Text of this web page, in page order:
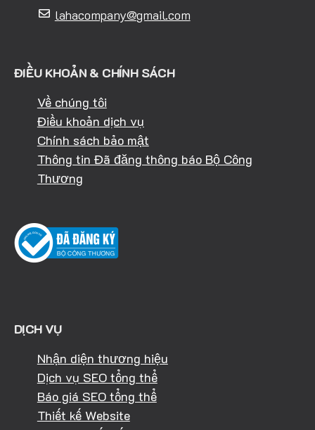
lahacompany@gmail.com
ĐIỀU KHOẢN & CHÍNH SÁCH
Về chúng tôi
Điều khoản dịch vụ
Chính sách bảo mật
Thông tin Đã đăng thông báo Bộ Công
Thương
DỊCH VỤ
Nhận diện thương hiệu
Dịch vụ SEO tổng thể
Báo giá SEO tổng thể
Thiết kế Website